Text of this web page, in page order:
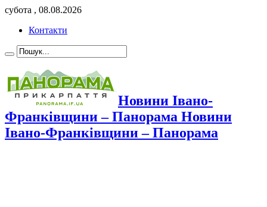
субота , 08.08.2026
Контакти
Новини Івано-
Франківщини – Панорама Новини
Івано-Франківщини – Панорама